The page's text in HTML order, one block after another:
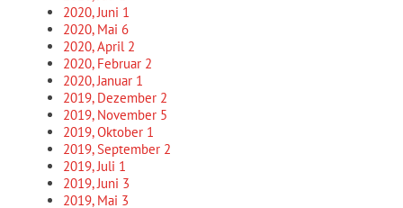
2020, Juni 1
2020, Mai 6
2020, April 2
2020, Februar 2
2020, Januar 1
2019, Dezember 2
2019, November 5
2019, Oktober 1
2019, September 2
2019, Juli 1
2019, Juni 3
2019, Mai 3